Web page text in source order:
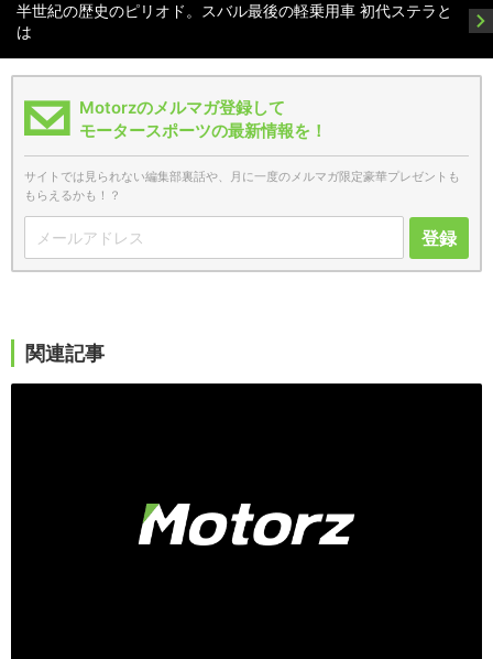
半世紀の歴史のピリオド。スバル最後の軽乗用車 初代ステラと
は
Motorzのメルマガ登録して
モータースポーツの最新情報を！
サイトでは見られない編集部裏話や、月に一度のメルマガ限定豪華プレゼントも
もらえるかも！？
登録
関連記事